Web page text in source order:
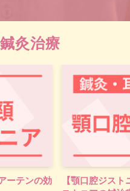
灸治療
に現れるジ
【進行性核上